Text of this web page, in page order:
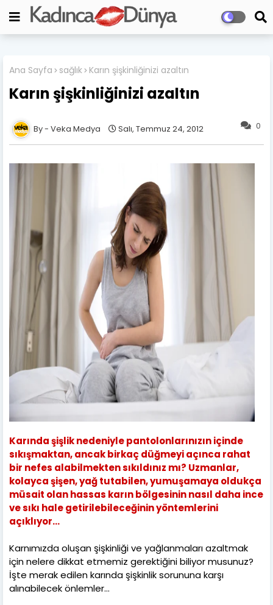
Ana Sayfa sağlık Karın şişkinliğinizi azaltın
Karın şişkinliğinizi azaltın
0
Veka Medya Salı, Temmuz 24, 2012
Karında şişlik nedeniyle pantolonlarınızın içinde
sıkışmaktan, ancak birkaç düğmeyi açınca rahat
bir nefes alabilmekten sıkıldınız mı? Uzmanlar,
kolayca şişen, yağ tutabilen, yumuşamaya oldukça
müsait olan hassas karın bölgesinin nasıl daha ince
ve sıkı hale getirilebileceğinin yöntemlerini
açıklıyor…
Karnımızda oluşan şişkinliği ve yağlanmaları azaltmak
için nelere dikkat etmemiz gerektiğini biliyor musunuz?
İşte merak edilen karında şişkinlik sorununa karşı
alınabilecek önlemler…